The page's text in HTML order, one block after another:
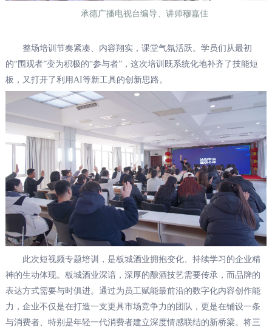
承德广播电视台编导、讲师穆嘉佳
整场培训节奏紧凑、内容翔实，课堂气氛活跃。学员们从最初
的“围观者”变为积极的“参与者”，这次培训既系统化地补齐了技能短
板，又打开了利用AI等新工具的创新思路。
此次短视频专题培训，是板城酒业拥抱变化、持续学习的企业精
神的生动体现。板城酒业深谙，深厚的酿酒技艺需要传承，而品牌的
表达方式需要与时俱进。通过为员工赋能最前沿的数字化内容创作能
力，企业不仅是在打造一支更具市场竞争力的团队，更是在铺设一条
与消费者、特别是年轻一代消费者建立深度情感联结的新桥梁。将三